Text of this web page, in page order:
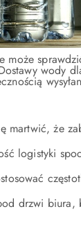
może
wody
martwić, że
logistyki
drzwi biura,